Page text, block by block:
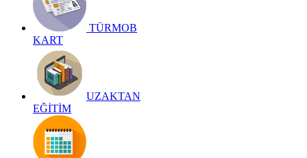
TÜRMOB
KART
UZAKTAN
EĞİTİM